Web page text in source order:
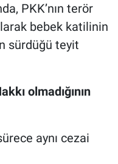
PKK’nın terör
bebek katilinin
sürdüğü teyit
olmadığının
aynı cezai